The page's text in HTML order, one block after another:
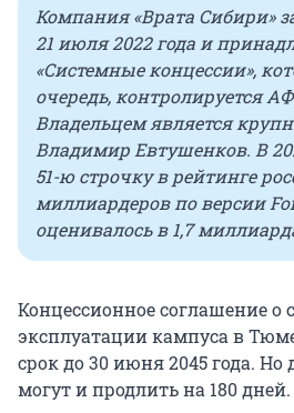
Компания «Врата Сибири»
21 июля 2022 года и
«Системные концессии»,
очередь, контролируется
Владельцем является
Владимир Евтушенков. В
51-ю строчку в рейтинге
миллиардеров по версии
оценивалось в 1,7
Концессионное соглашение о
эксплуатации кампуса в
срок до 30 июня 2045 года. Но
могут и продлить на 180 дней.